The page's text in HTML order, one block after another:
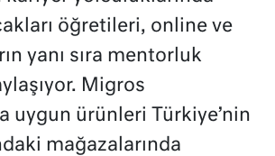
öğretileri, online ve
yanı sıra mentorluk
Migros
uygun ürünleri Türkiye’nin
mağazalarında